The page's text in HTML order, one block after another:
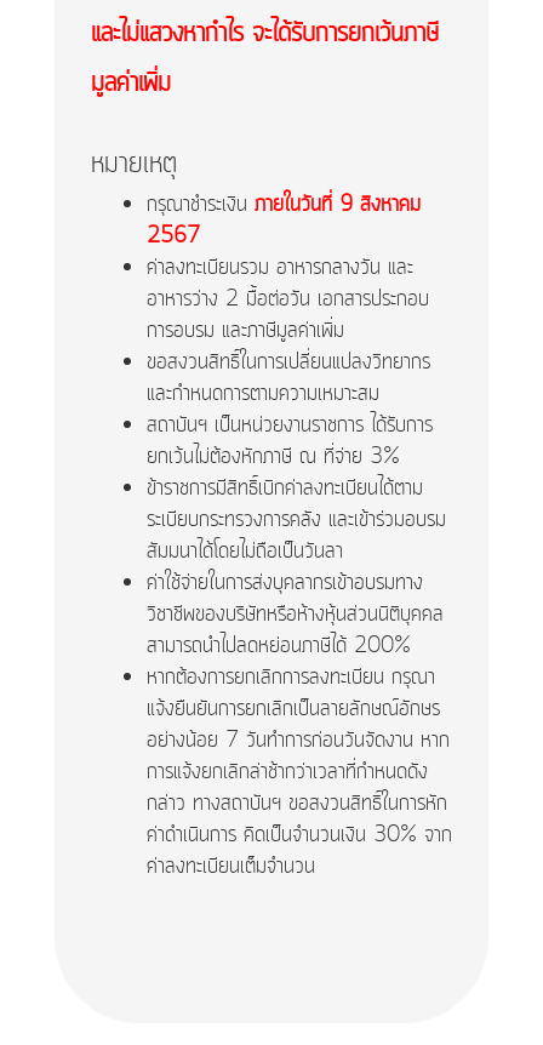
และไม่แสวงหากำไร จะได้รับการยกเว้นภาษี
มูลค่าเพิ่ม
หมายเหตุ
กรุณาชำระเงิน ภายในวันที่ 9 สิงหาคม
2567
ค่าลงทะเบียนรวม อาหารกลางวัน และ
อาหารว่าง 2 มื้อต่อวัน เอกสารประกอบ
การอบรม และภาษีมูลค่าเพิ่ม
ขอสงวนสิทธิ์ในการเปลี่ยนแปลงวิทยากร
และกำหนดการตามความเหมาะสม
สถาบันฯ เป็นหน่วยงานราชการ ได้รับการ
ยกเว้นไม่ต้องหักภาษี ณ ที่จ่าย 3%
ข้าราชการมีสิทธิ์เบิกค่าลงทะเบียนได้ตาม
ระเบียบกระทรวงการคลัง และเข้าร่วมอบรม
สัมมนาได้โดยไม่ถือเป็นวันลา
ค่าใช้จ่ายในการส่งบุคลากรเข้าอบรมทาง
วิชาชีพของบริษัทหรือห้างหุ้นส่วนนิติบุคคล
สามารถนำไปลดหย่อนภาษีได้ 200%
หากต้องการยกเลิกการลงทะเบียน กรุณา
แจ้งยืนยันการยกเลิกเป็นลายลักษณ์อักษร
อย่างน้อย 7 วันทำการก่อนวันจัดงาน หาก
การแจ้งยกเลิกล่าช้ากว่าเวลาที่กำหนดดัง
กล่าว ทางสถาบันฯ ขอสงวนสิทธิ์ในการหัก
ค่าดำเนินการ คิดเป็นจำนวนเงิน 30% จาก
ค่าลงทะเบียนเต็มจำนวน